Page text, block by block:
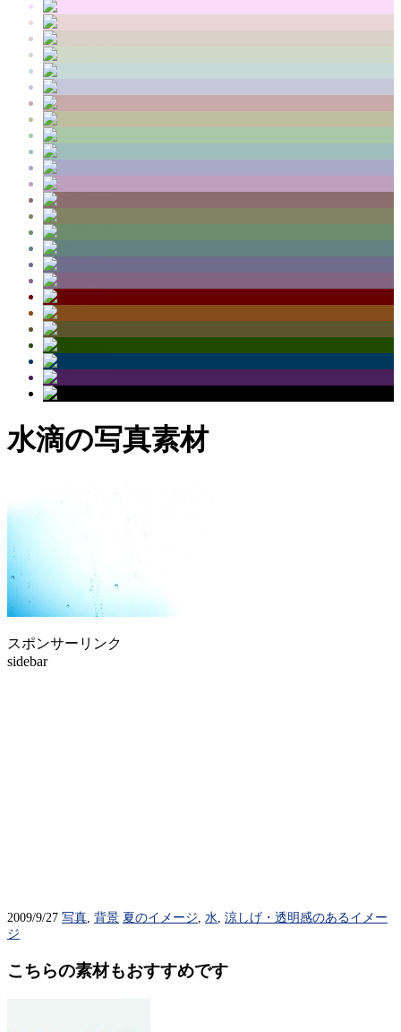
水滴の写真素材
スポンサーリンク
sidebar
2009/9/27 写真 背景 夏のイメージ 水 涼しげ・透明感のあるイメー
ジ
こちらの素材もおすすめです